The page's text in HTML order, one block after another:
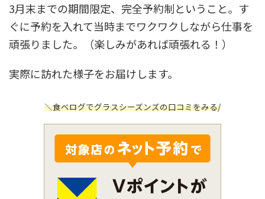
3月末までの期間限定、完全予約制ということ。す
ぐに予約を入れて当時までワクワクしながら仕事を
頑張りました。（楽しみがあれば頑張れる！）
実際に訪れた様子をお届けします。
＼食べログでグラスシーズンズの口コミをみる/